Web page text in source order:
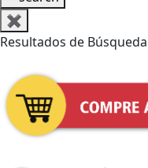
✖
Resultados de Búsqueda